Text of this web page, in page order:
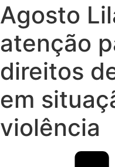
Agosto
atenção
direitos
em
violência